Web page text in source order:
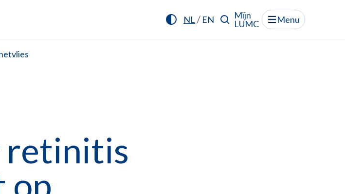
NL/ EN
Mijn
LUMC
Menu
retinitis
op